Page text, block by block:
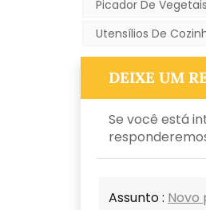
Picador De
Utensílios De
DEIXE UM
Se você está
Assunto : Novo